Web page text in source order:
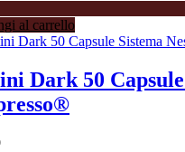
al carrello
Dark 50